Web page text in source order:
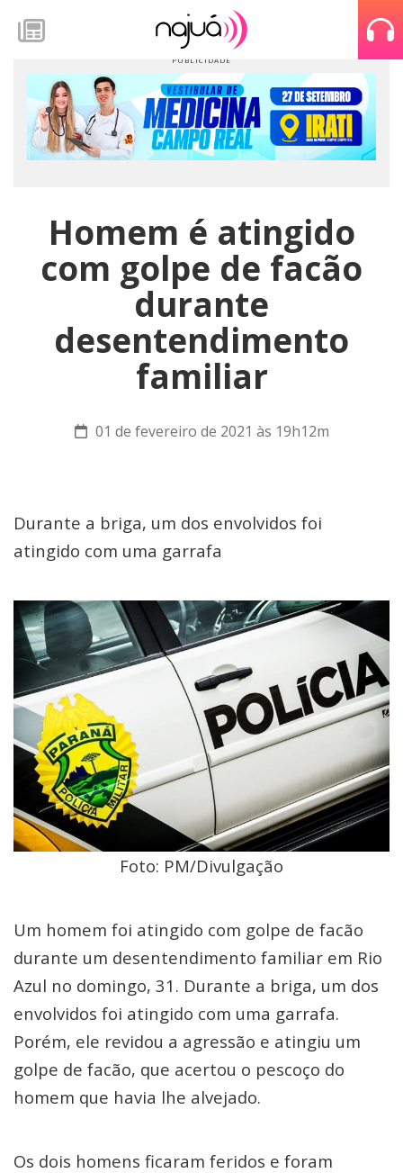
Homem é atingido
com golpe de facão
durante
desentendimento
familiar
01 de fevereiro de 2021 às 19h12m
Durante a briga, um dos envolvidos foi
atingido com uma garrafa
Foto: PM/Divulgação
Um homem foi atingido com golpe de facão
durante um desentendimento familiar em Rio
Azul no domingo, 31. Durante a briga, um dos
envolvidos foi atingido com uma garrafa.
Porém, ele revidou a agressão e atingiu um
golpe de facão, que acertou o pescoço do
homem que havia lhe alvejado.
Os dois homens ficaram feridos e foram